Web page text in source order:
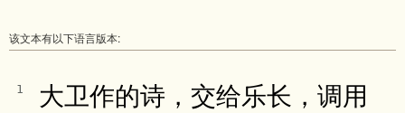
该文本有以下语言版本:
1
大卫作的诗，交给乐长，调用